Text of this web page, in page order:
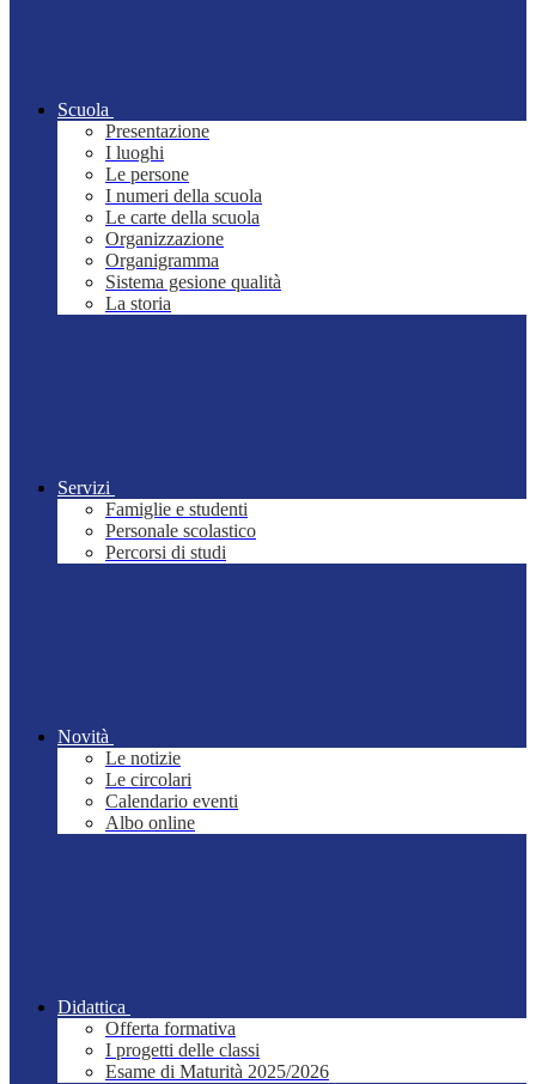
Scuola
Presentazione
I luoghi
Le persone
I numeri della scuola
Le carte della scuola
Organizzazione
Organigramma
Sistema gesione qualità
La storia
Servizi
Famiglie e studenti
Personale scolastico
Percorsi di studi
Novità
Le notizie
Le circolari
Calendario eventi
Albo online
Didattica
Offerta formativa
I progetti delle classi
Esame di Maturità 2025/2026